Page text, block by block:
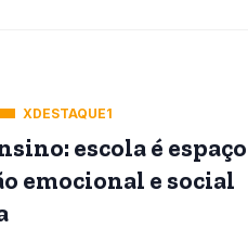
XDESTAQUE1
escola é espaço
emocional e social